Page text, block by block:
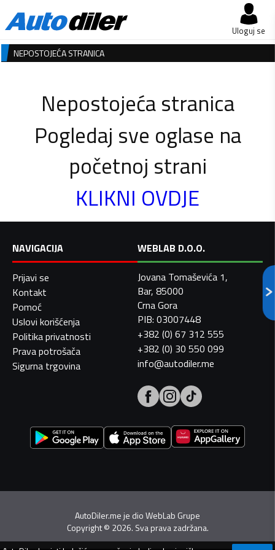
Uloguj se
NEPOSTOJEĆA STRANICA
Nepostojeća stranica
Pogledaj sve oglase na
početnoj strani
KLIKNI OVDJE
NAVIGACIJA
Prijavi se
Kontakt
Pomoć
Uslovi korišćenja
Politika privatnosti
Prava potrošača
Sigurna trgovina
WEBLAB D.O.O.
Jovana Tomaševića 1,
Bar, 85000
Crna Gora
PIB: 03007448
+382 (0) 67 312 555
+382 (0) 30 550 099
info@autodiler.me
AutoDiler.me je dioWebLab Grupe
Copyright© 2026. Sva prava zadržana.